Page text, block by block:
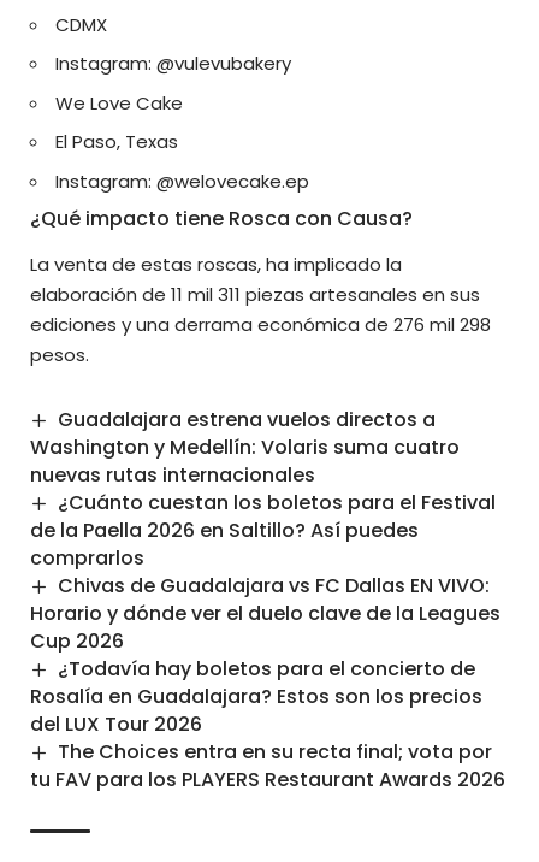
CDMX
Instagram: @vulevubakery
We Love Cake
El Paso, Texas
Instagram: @welovecake.ep
¿Qué impacto tiene Rosca con Causa?
La venta de estas roscas, ha implicado la
elaboración de 11 mil 311 piezas artesanales en sus
ediciones y una derrama económica de 276 mil 298
pesos.
Guadalajara estrena vuelos directos a
Washington y Medellín: Volaris suma cuatro
nuevas rutas internacionales
¿Cuánto cuestan los boletos para el Festival
de la Paella 2026 en Saltillo? Así puedes
comprarlos
Chivas de Guadalajara vs FC Dallas EN VIVO:
Horario y dónde ver el duelo clave de la Leagues
Cup 2026
¿Todavía hay boletos para el concierto de
Rosalía en Guadalajara? Estos son los precios
del LUX Tour 2026
The Choices entra en su recta final; vota por
tu FAV para los PLAYERS Restaurant Awards 2026